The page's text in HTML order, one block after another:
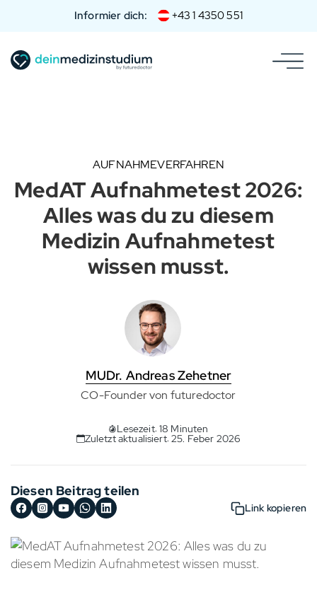
Informier dich: +43 1 4350 551
AUFNAHMEVERFAHREN
MedAT Aufnahmetest 2026:
Alles was du zu diesem
Medizin Aufnahmetest
wissen musst.
MUDr. Andreas Zehetner
CO-Founder von futuredoctor
Lesezeit: 18 Minuten
Zuletzt aktualisiert: 25. Feber 2026
Diesen Beitrag teilen
Link kopieren